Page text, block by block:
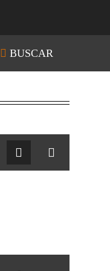
BUSCAR